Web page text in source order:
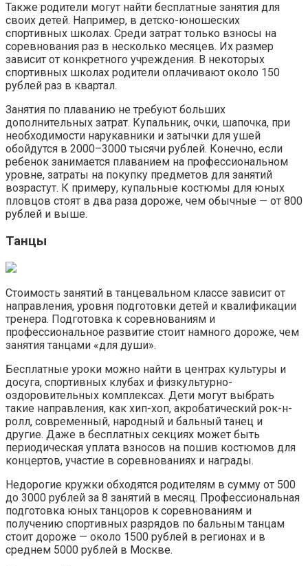
Также родители могут найти бесплатные занятия для
своих детей. Например, в детско-юношеских
спортивных школах. Среди затрат только взносы на
соревнования раз в несколько месяцев. Их размер
зависит от конкретного учреждения. В некоторых
спортивных школах родители оплачивают около 150
рублей раз в квартал.
Занятия по плаванию не требуют больших
дополнительных затрат. Купальник, очки, шапочка, при
необходимости нарукавники и затычки для ушей
обойдутся в 2000–3000 тысячи рублей. Конечно, если
ребенок занимается плаванием на профессиональном
уровне, затраты на покупку предметов для занятий
возрастут. К примеру, купальные костюмы для юных
пловцов стоят в два раза дороже, чем обычные — от 800
рублей и выше.
Танцы
Стоимость занятий в танцевальном классе зависит от
направления, уровня подготовки детей и квалификации
тренера. Подготовка к соревнованиям и
профессиональное развитие стоит намного дороже, чем
занятия танцами «для души».
Бесплатные уроки можно найти в центрах культуры и
досуга, спортивных клубах и физкультурно-
оздоровительных комплексах. Дети могут выбрать
такие направления, как хип-хоп, акробатический рок-н-
ролл, современный, народный и бальный танец и
другие. Даже в бесплатных секциях может быть
периодическая уплата взносов на пошив костюмов для
концертов, участие в соревнованиях и награды.
Недорогие кружки обходятся родителям в сумму от 500
до 3000 рублей за 8 занятий в месяц. Профессиональная
подготовка юных танцоров к соревнованиям и
получению спортивных разрядов по бальным танцам
стоит дороже — около 1500 рублей в регионах и в
среднем 5000 рублей в Москве.